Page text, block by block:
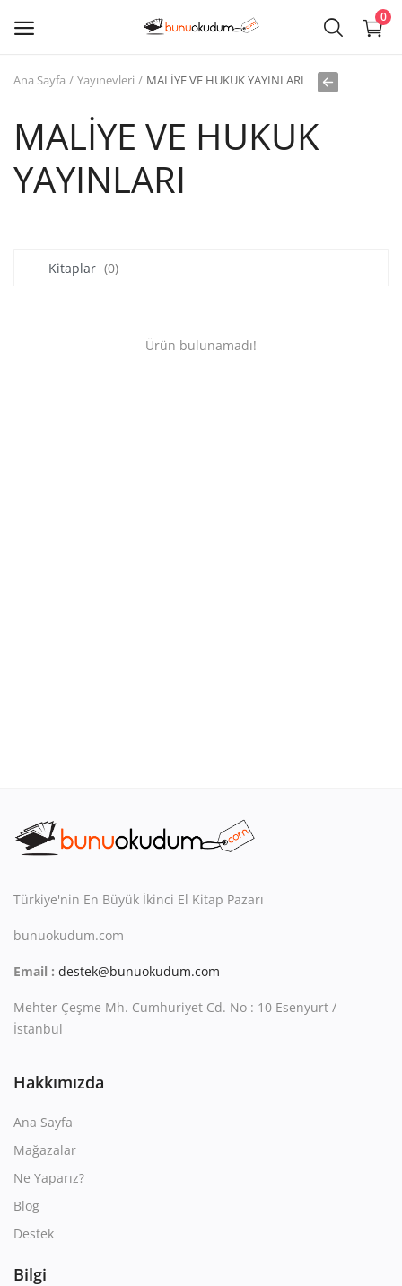
0
Giriş
Destek Merkezi
Mağazalar
Blog
İletişim
TRY (₺)
Ana Sayfa Yayınevleri MALİYE VE HUKUK YAYINLARI
MALİYE VE HUKUK
YAYINLARI
Kitaplar (0)
Ürün bulunamadı!
Türkiye'nin En Büyük İkinci El Kitap Pazarı
bunuokudum.com
Email : destek@bunuokudum.com
Mehter Çeşme Mh. Cumhuriyet Cd. No : 10 Esenyurt /
İstanbul
Hakkımızda
Ana Sayfa
Mağazalar
Ne Yaparız?
Blog
Destek
Bilgi